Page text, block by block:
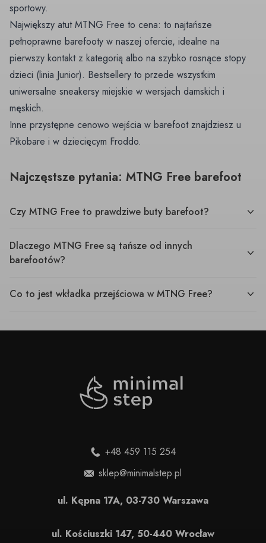
sportowy.
Największy atut MTNG Free to cena: to najtańsze
pełnoprawne barefooty w naszej ofercie, idealne na
pierwszy kontakt z kategorią albo na szybko rosnące stopy
dzieci (linia Junior). Bestsellery to przede wszystkim
uniwersalne sneakersy miejskie w wersjach damskich i
męskich.
Inne przystępne cenowo wejścia w barefoot znajdziesz u
Pikobare i w dziecięcym Froddo.
Najczęstsze pytania: MTNG Free barefoot
Czy MTNG Free to prawdziwe buty barefoot?
Dlaczego MTNG Free są tańsze od innych
barefootów?
Co to jest wkładka przejściowa w MTNG Free?
+48 459 115 254
sklep@minimalstep.pl
ul. Kępna 17A, 03-730 Warszawa
ul. Kościuszki 147, 50-440 Wrocław